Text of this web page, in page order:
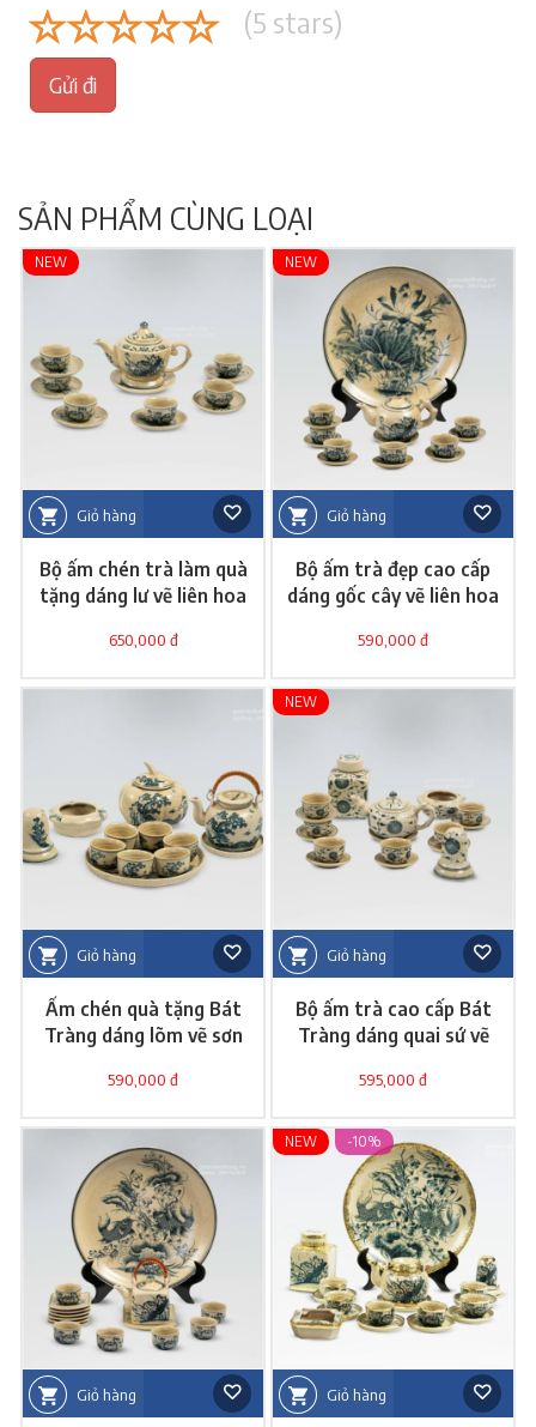
(5 stars)
Gửi đi
SẢN PHẨM CÙNG LOẠI
Giỏ hàng
NEW
Bộ ấm chén trà làm quà
tặng dáng lư vẽ liên hoa
650,000 đ
Giỏ hàng
NEW
Bộ ấm trà đẹp cao cấp
dáng gốc cây vẽ liên hoa
590,000 đ
Giỏ hàng
Ấm chén quà tặng Bát
Tràng dáng lõm vẽ sơn
590,000 đ
Giỏ hàng
NEW
Bộ ấm trà cao cấp Bát
Tràng dáng quai sứ vẽ
595,000 đ
Giỏ hàng Giỏ hàng
NEW -10%